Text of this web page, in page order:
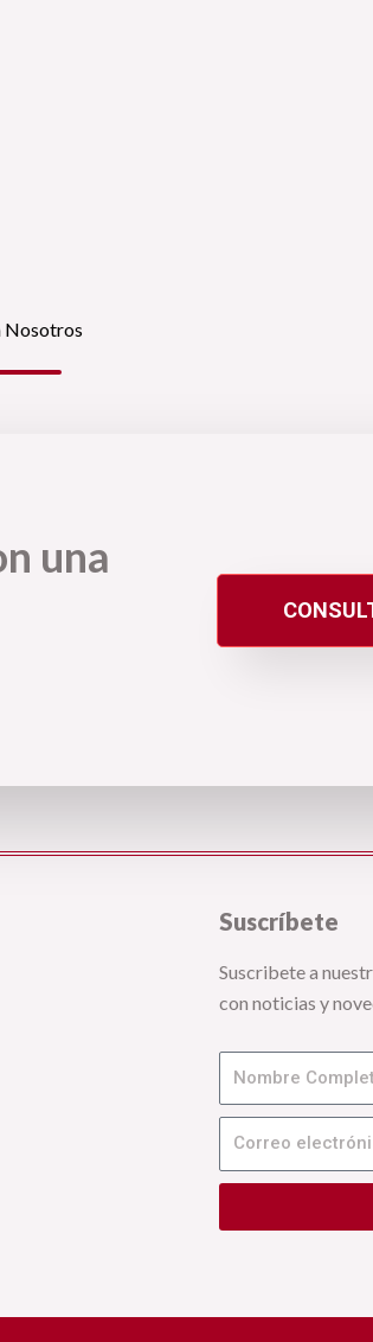
Nosotros
una
Suscríbete
Suscribete a
con noticias y
Nombre
Correo
electrónico